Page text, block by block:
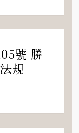
號 勝
規